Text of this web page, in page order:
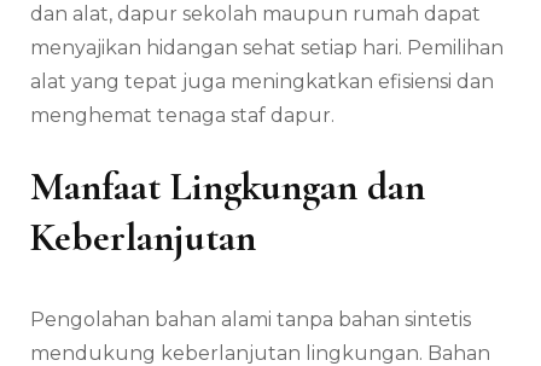
dan alat, dapur sekolah maupun rumah dapat
menyajikan hidangan sehat setiap hari. Pemilihan
alat yang tepat juga meningkatkan efisiensi dan
menghemat tenaga staf dapur.
Manfaat Lingkungan dan
Keberlanjutan
Pengolahan bahan alami tanpa bahan sintetis
mendukung keberlanjutan lingkungan. Bahan